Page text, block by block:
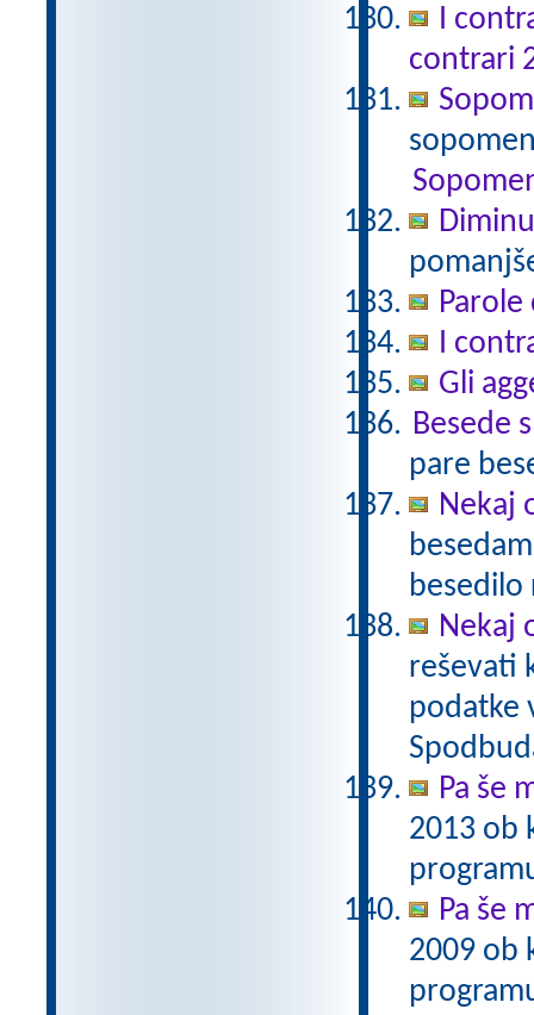
I
contrari
Parole
I
Gli
Besede
pare
Nekaj
besedilo
Nekaj
reševati
podatke
Pa še
2013 ob
Pa še
2009 ob